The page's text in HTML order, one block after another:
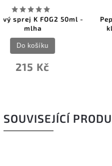
-
Pepřový sprej K FOG2 s
klipem 20ml - mlha
179 Kč
Do košíku
SOUVISEJÍCÍ